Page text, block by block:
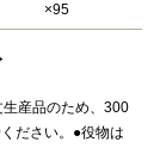
×95
産品のため、300
ださい。●役物は